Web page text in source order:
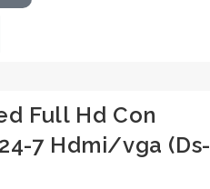
Full Hd Con
7 Hdmi/vga (Ds-